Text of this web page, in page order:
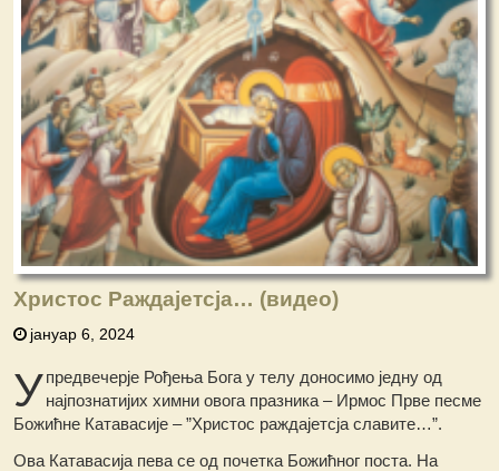
Христос Раждајетсја… (видео)
јануар 6, 2024
Упредвечерје Рођења Бога у телу доносимо једну од
најпознатијих химни овога празника – Ирмос Прве песме
Божићне Катавасије – ”Христос раждајетсја славите…”.
Ова Катавасија пева се од почетка Божићног поста. На